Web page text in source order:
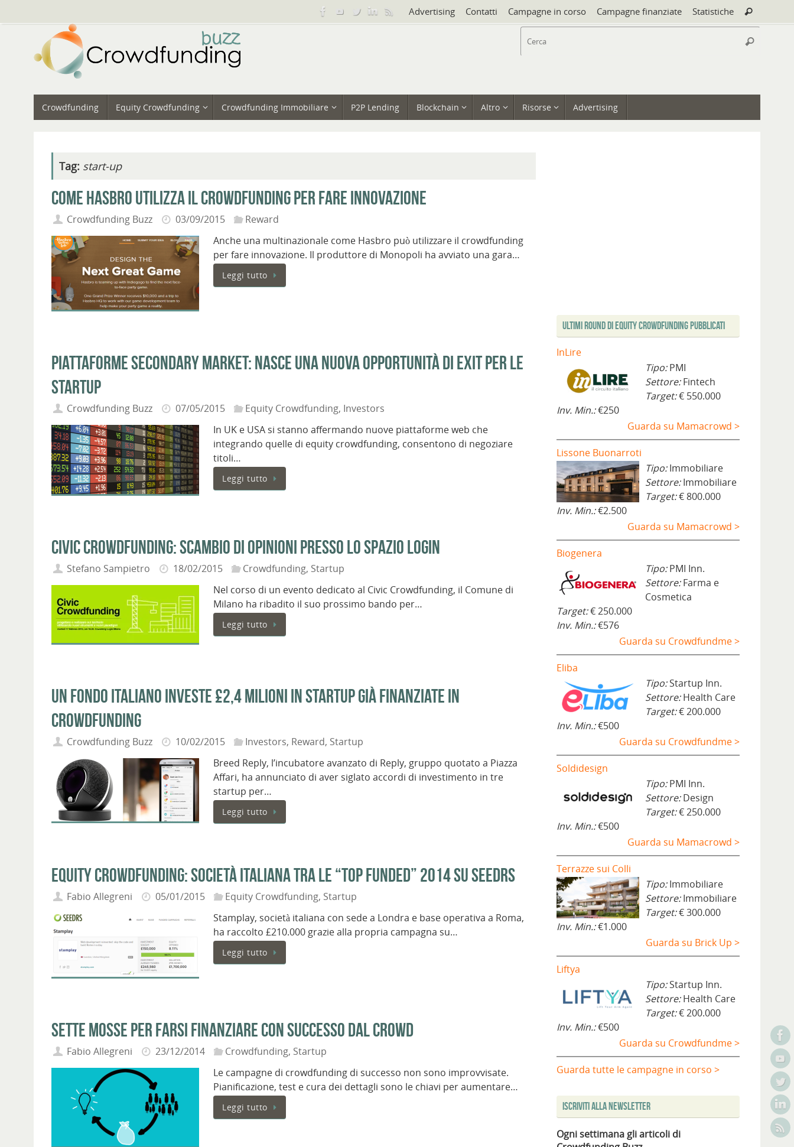
al
contenuto
Advertising Contatti Campagne in corso Campagne finanziate Statistiche Cerca
Cerca
Crowdfunding Equity Crowdfunding Crowdfunding Immobiliare P2P Lending Blockchain Altro Risorse Advertising
Tag: start-up
Come Hasbro utilizza il crowdfunding per fare innovazione
Crowdfunding Buzz 03/09/2015
Reward
Anche una multinazionale come Hasbro può utilizzare il crowdfunding
per fare innovazione. Il produttore di Monopoli ha avviato una gara…
Leggi tutto
Piattaforme secondary market: nasce una nuova opportunità di exit per le
startup
Crowdfunding Buzz 07/05/2015 Equity Crowdfunding, Investors
In UK e USA si stanno affermando nuove piattaforme web che
integrando quelle di equity crowdfunding, consentono di negoziare
titoli…
Leggi tutto
Civic Crowdfunding: scambio di opinioni presso lo spazio LOGIN
Stefano Sampietro 18/02/2015 Crowdfunding, Startup
Nel corso di un evento dedicato al Civic Crowdfunding, il Comune di
Milano ha ribadito il suo prossimo bando per…
Leggi tutto
Un fondo italiano investe £2,4 milioni in startup già finanziate in
crowdfunding
Crowdfunding Buzz 10/02/2015 Investors, Reward, Startup
Breed Reply, l’incubatore avanzato di Reply, gruppo quotato a Piazza
Affari, ha annunciato di aver siglato accordi di investimento in tre
startup per…
Leggi tutto
Equity crowdfunding: società italiana tra le “top funded” 2014 su Seedrs
Fabio Allegreni 05/01/2015 Equity Crowdfunding, Startup
Stamplay, società italiana con sede a Londra e base operativa a Roma,
ha raccolto £210.000 grazie alla propria campagna su…
Leggi tutto
Sette mosse per farsi finanziare con successo dal crowd
Fabio Allegreni 23/12/2014 Crowdfunding, Startup
Le campagne di crowdfunding di successo non sono improvvisate.
Pianificazione, test e cura dei dettagli sono le chiavi per aumentare…
Leggi tutto
Ultimi Round di Equity Crowdfunding Pubblicati
InLire
Tipo:PMI
Settore:Fintech
Target:€ 550.000
Inv. Min.:€250
Guarda su Mamacrowd >
Lissone Buonarroti
Tipo:Immobiliare
Settore:Immobiliare
Target:€ 800.000
Inv. Min.:€2.500
Guarda su Mamacrowd >
Biogenera
Tipo:PMI Inn.
Settore:Farma e
Cosmetica
Target:€ 250.000
Inv. Min.:€576
Guarda su Crowdfundme >
Eliba
Tipo:Startup Inn.
Settore:Health Care
Target:€ 200.000
Inv. Min.:€500
Guarda su Crowdfundme >
Soldidesign
Tipo:PMI Inn.
Settore:Design
Target:€ 250.000
Inv. Min.:€500
Guarda su Mamacrowd >
Terrazze sui Colli
Tipo:Immobiliare
Settore:Immobiliare
Target:€ 300.000
Inv. Min.:€1.000
Guarda su Brick Up >
Liftya
Tipo:Startup Inn.
Settore:Health Care
Target:€ 200.000
Inv. Min.:€500
Guarda su Crowdfundme >
Guarda tutte le campagne in corso >
Iscriviti alla Newsletter
Ogni settimana gli articoli di